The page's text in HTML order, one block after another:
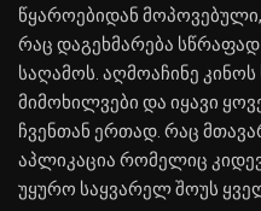
წყაროებიდან
რაც დაგეხმარება
საღამოს. აღმოაჩინე კინოს
მიმოხილვები და იყავი
ჩვენთან ერთად. რაც
აპლიკაცია რომელიც
უყურო საყვარელ შოუს